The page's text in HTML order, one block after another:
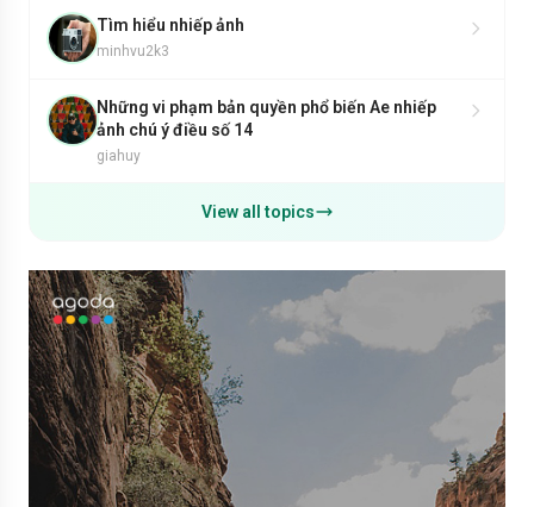
Tìm hiểu nhiếp ảnh
minhvu2k3
Những vi phạm bản quyền phổ biến Ae nhiếp
ảnh chú ý điều số 14
giahuy
View all topics